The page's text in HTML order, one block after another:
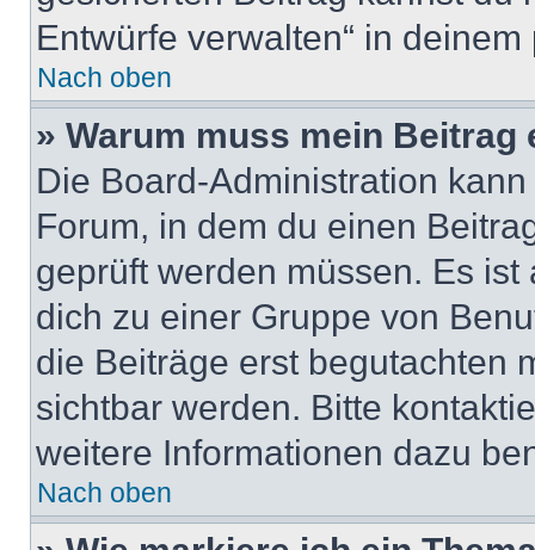
Entwürfe verwalten“ in
Nach oben
» Warum muss mein
Die Board-Administration
Forum, in dem du einen
geprüft werden müssen. Es
dich zu einer Gruppe von
die Beiträge erst begutachten
sichtbar werden. Bitte
weitere Informationen dazu
Nach oben